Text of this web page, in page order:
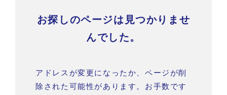
お探しのページは見つかりませ
んでした。
アドレスが変更になったか、ページが削
除された可能性があります。 お手数です